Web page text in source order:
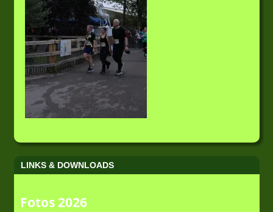
LINKS & DOWNLOADS
Fotos 2026